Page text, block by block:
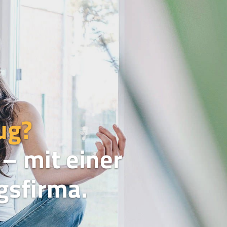
mit einer